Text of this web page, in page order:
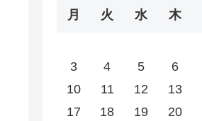
月 火 水 木
3
4 5 6
10
11 12 13
17
18 19 20